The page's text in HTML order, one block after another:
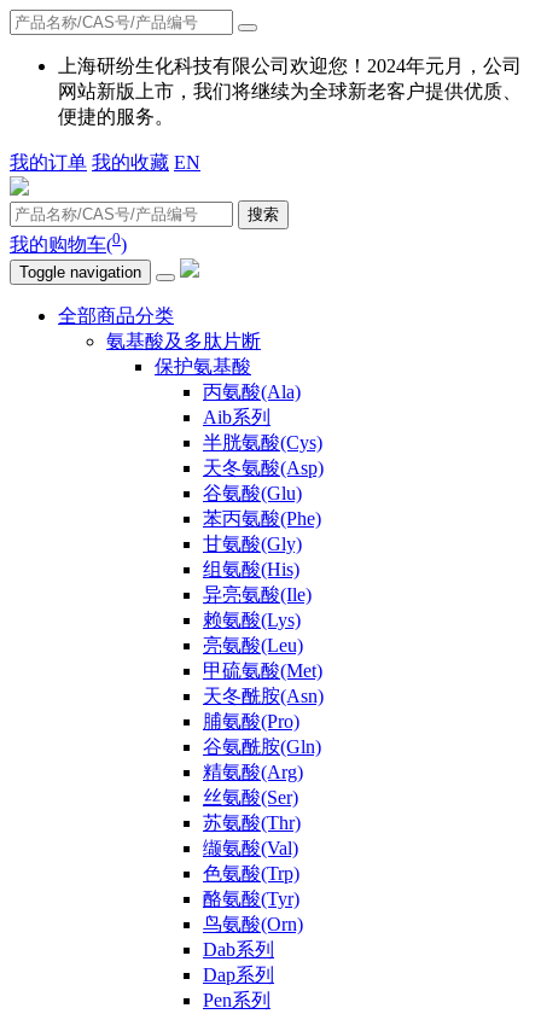
上海研纷生化科技有限公司欢迎您！2024年元月，公司
网站新版上市，我们将继续为全球新老客户提供优质、
便捷的服务。
我的订单 我的收藏 EN
搜索
我的购物车(0)
Toggle navigation
全部商品分类
氨基酸及多肽片断
保护氨基酸
丙氨酸(Ala)
Aib系列
半胱氨酸(Cys)
天冬氨酸(Asp)
谷氨酸(Glu)
苯丙氨酸(Phe)
甘氨酸(Gly)
组氨酸(His)
异亮氨酸(Ile)
赖氨酸(Lys)
亮氨酸(Leu)
甲硫氨酸(Met)
天冬酰胺(Asn)
脯氨酸(Pro)
谷氨酰胺(Gln)
精氨酸(Arg)
丝氨酸(Ser)
苏氨酸(Thr)
缬氨酸(Val)
色氨酸(Trp)
酪氨酸(Tyr)
鸟氨酸(Orn)
Dab系列
Dap系列
Pen系列